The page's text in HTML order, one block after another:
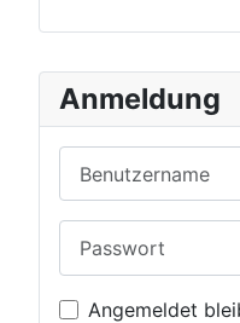
Anmeldung
Angemeldet